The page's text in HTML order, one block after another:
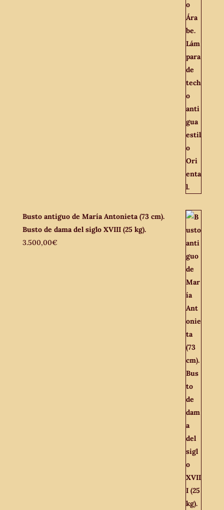
Busto antiguo de María Antonieta (73 cm).
Busto de dama del siglo XVIII (25 kg).
3.500,00€